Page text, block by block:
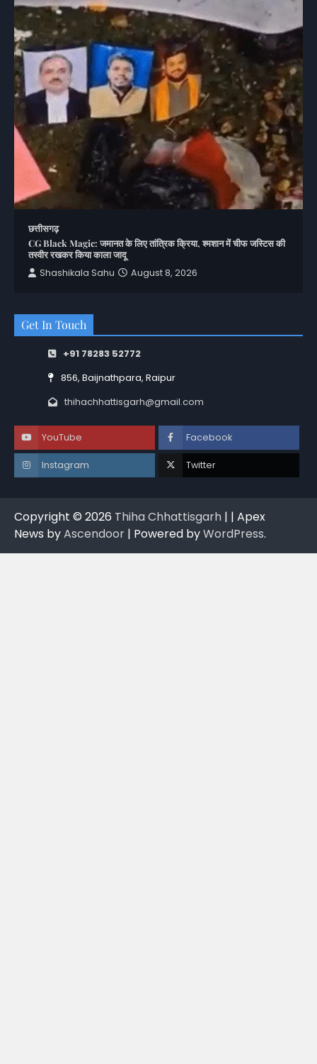
छत्तीसगढ़
CG Black Magic: जमानत के लिए तांत्रिक क्रिया, श्मशान में चीफ जस्टिस की
तस्वीर रखकर किया काला जादू
Shashikala Sahu
August 8, 2026
Get In Touch
+91 78283 52772
856, Baijnathpara, Raipur
thihachhattisgarh@gmail.com
YouTube Facebook
Instagram Twitter
Copyright © 2026 Thiha Chhattisgarh | | Apex
News byAscendoor | Powered byWordPress.